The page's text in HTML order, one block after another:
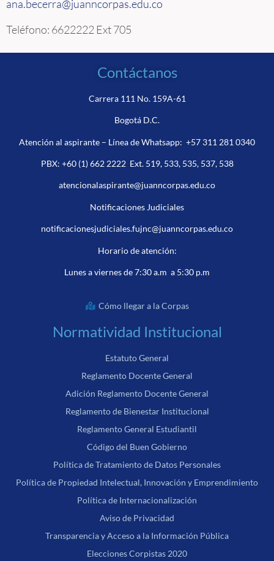
ana.becerra@juanncorpas.edu.co
Teléfono: 6622222 Ext 705
Contáctanos
Carrera 111 No. 159A-61
Bogotá D.C.
Atención al aspirante – Línea de Whatsapp: +57 311 281 0340
PBX: +60 (1) 662 2222Ext. 519, 533, 535, 537, 538
atencionalaspirante@juanncorpas.edu.co
Notificaciones Judiciales
notificacionesjudiciales.fujnc@juanncorpas.edu.co
Horario de atención:
Lunes a viernes de 7:30 a.m a 5:30 p.m
Cómo llegar a la Corpas
Normatividad Institucional
Estatuto General
Reglamento Docente General
Adición Reglamento Docente General
Reglamento de Bienestar Institucional
Reglamento General Estudiantil
Código del Buen Gobierno
Política de Tratamiento de Datos Personales
Política de Propiedad Intelectual, Innovación y Emprendimiento
Política de Internacionalización
Aviso de Privacidad
Transparencia y Acceso a la Información Pública
Elecciones Corpistas 2020